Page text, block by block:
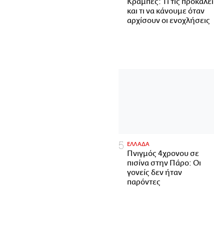
Κράμπες: Τι τις προκαλεί
και τι να κάνουμε όταν
αρχίσουν οι ενοχλήσεις
ΕΛΛΑΔΑ
Πνιγμός 4χρονου σε
πισίνα στην Πάρο: Οι
γονείς δεν ήταν
παρόντες